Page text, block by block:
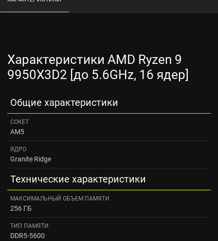
Характеристики AMD Ryzen 9
9950X3D2 [до 5.6GHz, 16 ядер]
Общие характеристики
СОКЕТ
AM5
ЯДРО
Granite Ridge
Технические характеристики
МАКСИМАЛЬНЫЙ ОБЪЕМ ПАМЯТИ
256 ГБ
ТИП ПАМЯТИ
DDR5-5600